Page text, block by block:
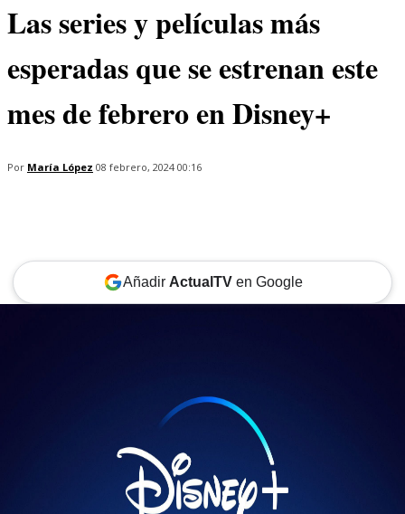
Las series y películas más
esperadas que se estrenan este
mes de febrero en Disney+
Por María López 08 febrero, 2024 00:16
Añadir ActualTVen Google